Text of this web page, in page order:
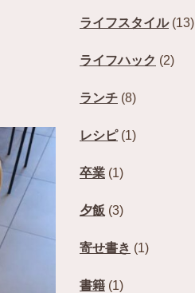
ライフスタイル(13)
ライフハック (2)
ランチ (8)
レシピ(1)
卒業 (1)
夕飯 (3)
寄せ書き (1)
書籍 (1)